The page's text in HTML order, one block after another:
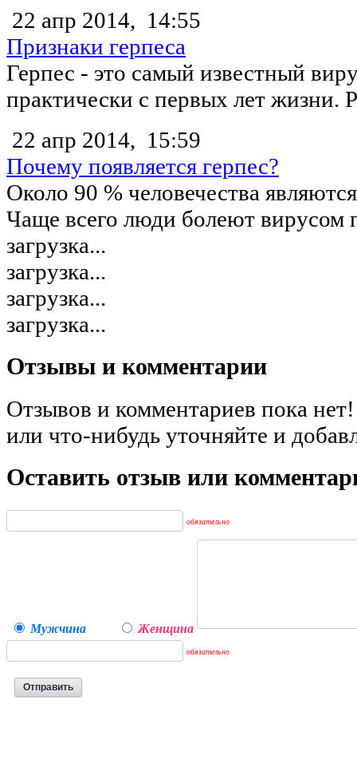
22 апр 2014, 14:55
Признаки герпеса
Герпес - это самый известный
практически с первых лет жизни.
22 апр 2014, 15:59
Почему появляется герпес?
Около 90 % человечества
Чаще всего люди болеют вирусом
загрузка...
загрузка...
загрузка...
загрузка...
Отзывы и комментарии
Отзывов и комментариев пока
или что-нибудь уточняйте и
Оставить отзыв или
обязательно
Мужчина Женщина
обязательно